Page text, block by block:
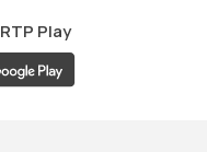
RTP Play